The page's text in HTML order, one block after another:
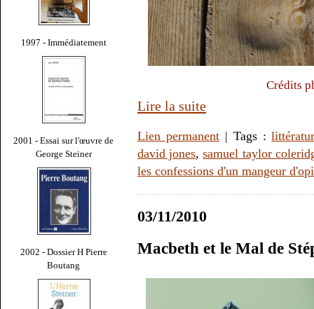
1997 - Immédiatement
2001 - Essai sur l'œuvre de
George Steiner
2002 - Dossier H Pierre
Boutang
Crédits
Lire la suite
Lien permanent| Tags :
david jones,samuel taylor
les confessions d'un mangeur
03/11/2010
Macbeth et le Mal de